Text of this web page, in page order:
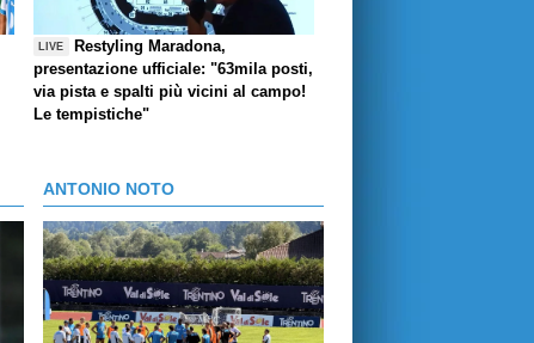
LIVE
Restyling Maradona,
presentazione ufficiale: "63mila posti,
via pista e spalti più vicini al campo!
Le tempistiche"
ANTONIO NOTO